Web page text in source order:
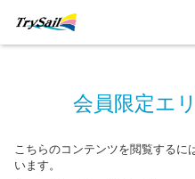
会員限定エ
こちらのコンテンツを閲覧する
います。